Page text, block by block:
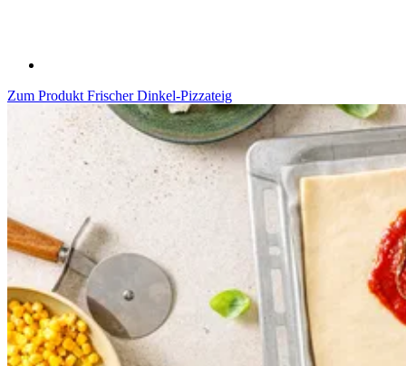
Zum Produkt Frischer Dinkel-Pizzateig